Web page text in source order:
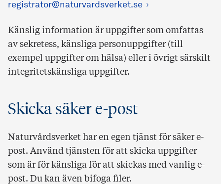
registrator@naturvardsverket.se
Känslig information är uppgifter som omfattas
av sekretess, känsliga personuppgifter (till
exempel uppgifter om hälsa) eller i övrigt särskilt
integritetskänsliga uppgifter.
Skicka säker e-post
Naturvårdsverket har en egen tjänst för säker e-
post. Använd tjänsten för att skicka uppgifter
som är för känsliga för att skickas med vanlig e-
post. Du kan även bifoga filer.